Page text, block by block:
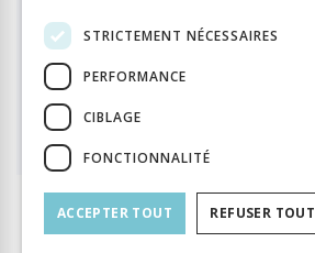
15.00 
PDF à télécharger
STRICTEMENT NÉCESSAIRES
PERFORMANCE
CIBLAGE
FONCTIONNALITÉ
ACCEPTER TOUT REFUSER TOUT